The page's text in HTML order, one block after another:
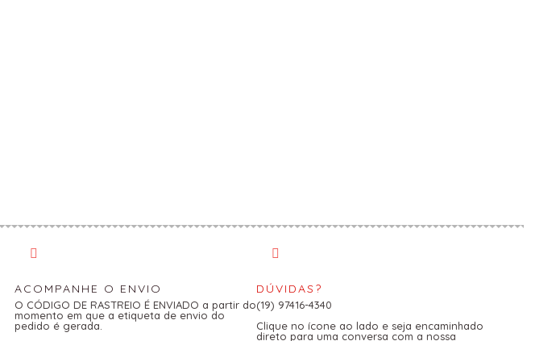
ACOMPANHE O ENVIO
O CÓDIGO DE RASTREIO É ENVIADO a partir do
momento em que a etiqueta de envio do
pedido é gerada.
DÚVIDAS?
(19) 97416-4340
Clique no ícone ao lado e seja encaminhado
direto para uma conversa com a nossa